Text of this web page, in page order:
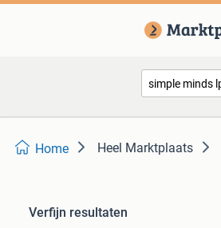
Home Heel Marktplaats
Verfijn resultaten